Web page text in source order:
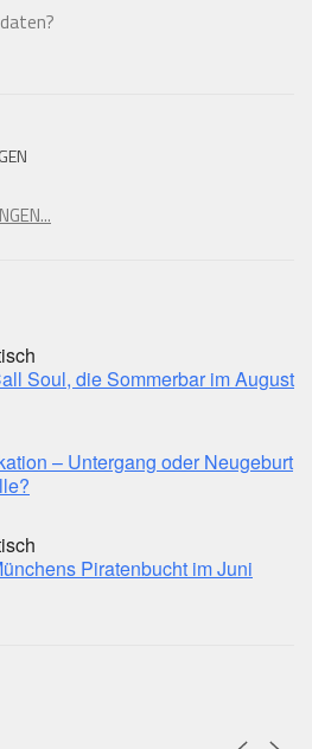
Soul, die Sommerbar im August
– Untergang oder Neugeburt
Piratenbucht im Juni